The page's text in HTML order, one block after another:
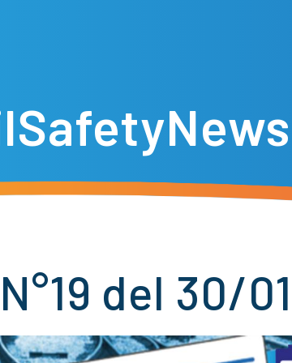
del 30/